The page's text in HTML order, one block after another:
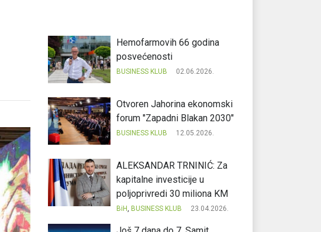
Hemofarmovih 66 godina
posvećenosti
BUSINESS KLUB 02.06.2026.
Otvoren Jahorina ekonomski
forum "Zapadni Blakan 2030"
BUSINESS KLUB 12.05.2026.
ALEKSANDAR TRNINIĆ: Za
kapitalne investicije u
poljoprivredi 30 miliona KM
BiH, BUSINESS KLUB 23.04.2026.